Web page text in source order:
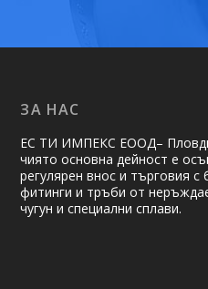
ЗА НАС
ЕС ТИ ИМПЕКС ЕООД–
чиято основна дейност е
регулярен внос и търговия с
фитинги и тръби от
чугун и специални сплави.